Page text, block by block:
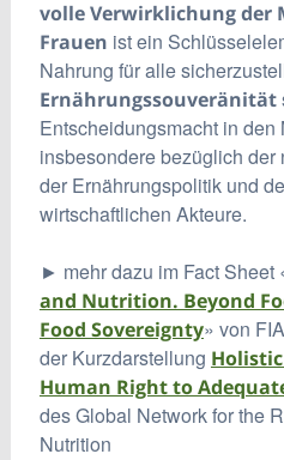
volle Verwirklichung der
Frauen ist ein
Nahrung für alle
Ernährungssouveränität
Entscheidungsmacht in den
insbesondere bezüglich
der Ernährungspolitik und
wirtschaftlichen Akteure.
► mehr dazu im Fact Sheet
and Nutrition. Beyond
Food Sovereignty» von
der Kurzdarstellung
Human Right to
des Global Network for the
Nutrition